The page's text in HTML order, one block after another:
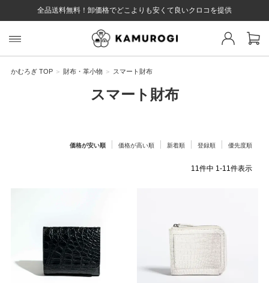
全品送料無料！卸価格でどこよりも安くて良いクロコを提供
ト 様
マイページ お気に入り カート
戻る
かむろぎ TOP 財布・革小物 スマート財布
スマート財布
価格が安い順 価格が高い順 新着順 登録順 優先度順
11件中 1-11件表示